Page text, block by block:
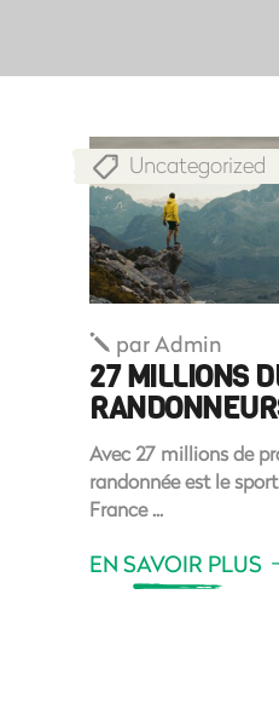
Uncategorized
parAdmin
27 MILLIONS
Avec 27 millions de
randonnée est le
France
EN SAVOIR PLUS